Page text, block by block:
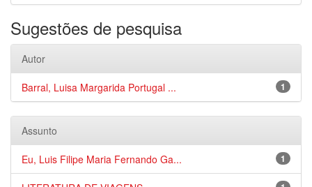
Sugestões de pesquisa
Autor
1
Barral, Luisa Margarida Portugal ...
Assunto
1
Eu, Luis Filipe Maria Fernando Ga...